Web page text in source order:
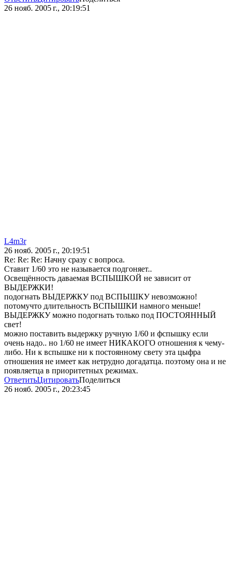
26 нояб. 2005 г., 20:19:51
L4m3r
26 нояб. 2005 г., 20:19:51
Re: Re: Re: Начну сразу с вопроса.
Ставит 1/60 это не называется подгоняет..
Освещённость даваемая ВСПЫШКОЙ не зависит от
ВЫДЕРЖКИ!
подогнать ВЫДЕРЖКУ под ВСПЫШКУ невозможно!
потомучто длительность ВСПЫШКИ намного меньше!
ВЫДЕРЖКУ можно подогнать только под ПОСТОЯННЫЙ
свет!
можно поставить выдержку ручную 1/60 и фспышку если
очень надо.. но 1/60 не имеет НИКАКОГО отношения к чему-
либо. Ни к вспышке ни к постоянному свету эта цыфра
отношения не имеет как нетрудно догадатца. поэтому она и не
появляетца в приоритетных режимах.
ОтветитьЦитироватьПоделиться
26 нояб. 2005 г., 20:23:45